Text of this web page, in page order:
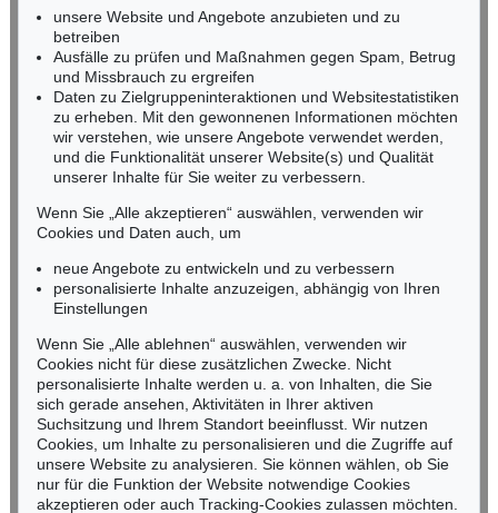
WASSILY KANDINSKY
Murnau, 1908
Ergebnis:
Miriam Heß
Tel.: +49 (0)62 21 58 80-038
Fax: +49 (0)62 21 58 80-595
infoheidelberg@kettererkunst.de
NORDDEUTSCHLAND
Nico Kassel, M.A.
Tel.: +49 (0)89 55244-164
Mobil: +49 (0)171 8618661
n.kassel@kettererkunst.de
Keine Auktion mehr verpassen!
Wir informieren Sie rechtzeitig.
Jetzt zum Newsletter anmelden >
unsere Website und Angebote anzubieten und zu
betreiben
Ausfälle zu prüfen und Maßnahmen gegen Spam, Betrug
und Missbrauch zu ergreifen
Daten zu Zielgruppeninteraktionen und Websitestatistiken
zu erheben. Mit den gewonnenen Informationen möchten
wir verstehen, wie unsere Angebote verwendet werden,
und die Funktionalität unserer Website(s) und Qualität
unserer Inhalte für Sie weiter zu verbessern.
Wenn Sie „Alle akzeptieren“ auswählen, verwenden wir
Cookies und Daten auch, um
neue Angebote zu entwickeln und zu verbessern
personalisierte Inhalte anzuzeigen, abhängig von Ihren
Einstellungen
Wenn Sie „Alle ablehnen“ auswählen, verwenden wir
Cookies nicht für diese zusätzlichen Zwecke. Nicht
personalisierte Inhalte werden u. a. von Inhalten, die Sie
sich gerade ansehen, Aktivitäten in Ihrer aktiven
Suchsitzung und Ihrem Standort beeinflusst. Wir nutzen
Cookies, um Inhalte zu personalisieren und die Zugriffe auf
unsere Website zu analysieren. Sie können wählen, ob Sie
nur für die Funktion der Website notwendige Cookies
akzeptieren oder auch Tracking-Cookies zulassen möchten.